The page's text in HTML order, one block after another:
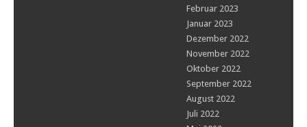
Februar 2023
Januar 2023
Dezember 2022
November 2022
Oktober 2022
September 2022
August 2022
Juli 2022